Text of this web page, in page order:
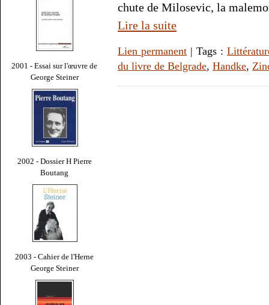
2001 - Essai sur l'œuvre de
George Steiner
2002 - Dossier H Pierre
Boutang
2003 - Cahier de l'Herne
George Steiner
chute de Milosevic, la
Lire la suite
Lien permanent | Tags :
du livre de Belgrade, Handke,